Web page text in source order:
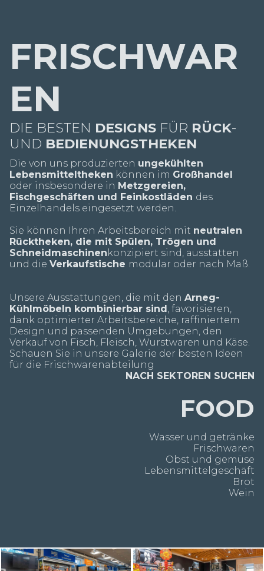
FRISCHWAR
EN
DIE BESTEN DESIGNS FÜR RÜCK-
UND BEDIENUNGSTHEKEN
Die von uns produzierten ungekühlten
Lebensmitteltheken können im Großhandel
oder insbesondere in Metzgereien,
Fischgeschäften und Feinkostläden des
Einzelhandels eingesetzt werden.
Sie können Ihren Arbeitsbereich mit neutralen
Rücktheken, die mit Spülen, Trögen und
Schneidmaschinenkonzipiert sind, ausstatten
und die Verkaufstische modular oder nach Maß.
Unsere Ausstattungen, die mit den Arneg-
Kühlmöbeln kombinierbar sind, favorisieren,
dank optimierter Arbeitsbereiche, raffiniertem
Design und passenden Umgebungen, den
Verkauf von Fisch, Fleisch, Wurstwaren und Käse.
Schauen Sie in unsere Galerie der besten Ideen
für die Frischwarenabteilung
NACH SEKTOREN SUCHEN
FOOD
Wasser und getränke
Frischwaren
Obst und gemüse
Lebensmittelgeschäft
Brot
Wein